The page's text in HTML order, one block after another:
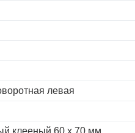
левая
клееный 60 х 70 мм,